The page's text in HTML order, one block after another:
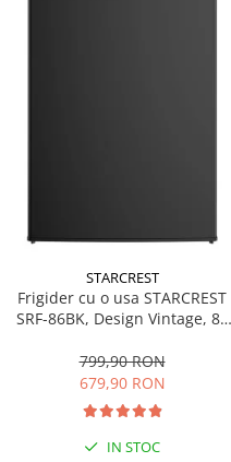
Accesorii aparate climatizare
Aeroterme
Aparate de spalat cu presiune
Climatizare
Purificatoare
Ingrijire personala
STARCREST
Frigider cu o usa STARCREST
SRF-86BK, Design Vintage, 85
interioara, H 84 cm, Negru
799,90 RON
679,90 RON
IN STOC